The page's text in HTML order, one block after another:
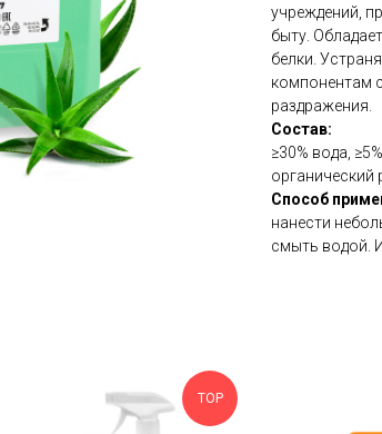
учреждений,
быту.
белки.
компонентам
раздражения.
Состав:
≥30% вода,
органический
Способ
нанести
смыть водой.
TOP